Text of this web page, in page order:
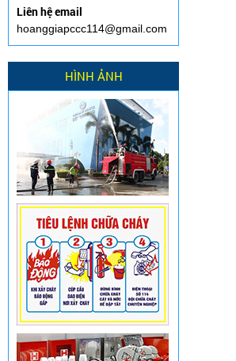
Liên hệ email
hoanggiapccc114@gmail.com
HÌNH ẢNH